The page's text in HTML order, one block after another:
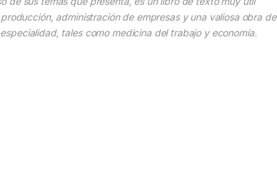
administración de empresas y una valiosa obra de
tales como medicina del trabajo y economía.